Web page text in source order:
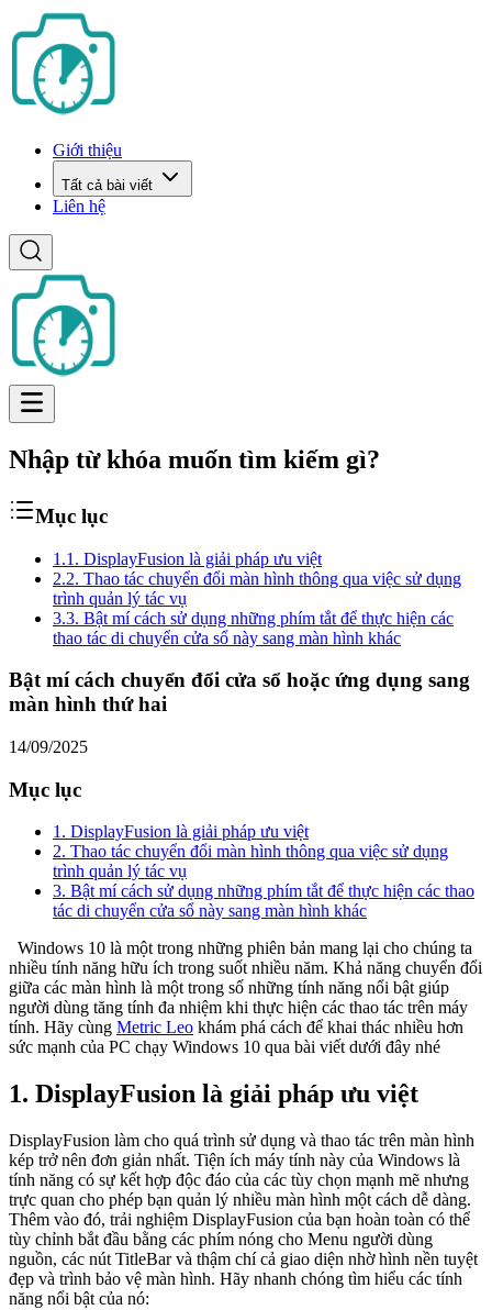
Giới thiệu
Tất cả bài viết
Liên hệ
Nhập từ khóa muốn tìm kiếm gì?
Mục lục
1.1. DisplayFusion là giải pháp ưu việt
2.2. Thao tác chuyển đổi màn hình thông qua việc sử dụng
trình quản lý tác vụ
3.3. Bật mí cách sử dụng những phím tắt để thực hiện các
thao tác di chuyển cửa sổ này sang màn hình khác
Bật mí cách chuyển đổi cửa sổ hoặc ứng dụng sang
màn hình thứ hai
14/09/2025
Mục lục
1. DisplayFusion là giải pháp ưu việt
2. Thao tác chuyển đổi màn hình thông qua việc sử dụng
trình quản lý tác vụ
3. Bật mí cách sử dụng những phím tắt để thực hiện các thao
tác di chuyển cửa sổ này sang màn hình khác
nhiều tính năng hữu ích trong suốt nhiều năm. Khả năng chuyển đổi
giữa các màn hình là một trong số những tính năng nổi bật giúp
người dùng tăng tính đa nhiệm khi thực hiện các thao tác trên máy
tính. Hãy cùng Metric Leo khám phá cách để khai thác nhiều hơn
sức mạnh của PC chạy Windows 10 qua bài viết dưới đây nhé
1. DisplayFusion là giải pháp ưu việt
DisplayFusion làm cho quá trình sử dụng và thao tác trên màn hình
kép trở nên đơn giản nhất. Tiện ích máy tính này của Windows là
tính năng có sự kết hợp độc đáo của các tùy chọn mạnh mẽ nhưng
trực quan cho phép bạn quản lý nhiều màn hình một cách dễ dàng.
Thêm vào đó, trải nghiệm DisplayFusion của bạn hoàn toàn có thể
tùy chỉnh bắt đầu bằng các phím nóng cho Menu người dùng
nguồn, các nút TitleBar và thậm chí cả giao diện nhờ hình nền tuyệt
đẹp và trình bảo vệ màn hình. Hãy nhanh chóng tìm hiểu các tính
năng nổi bật của nó: